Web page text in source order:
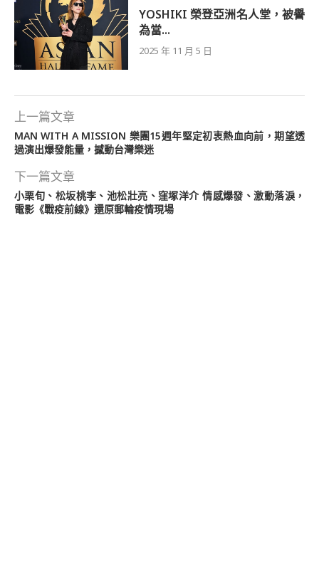
YOSHIKI 榮登亞洲名人堂，被譽
為當...
2025 年 11 月 5 日
上一篇文章
MAN WITH A MISSION 樂團15週年堅定初衷熱血向前，期望透
過演出爆發能量，撼動台灣樂迷
下一篇文章
小栗旬、松坂桃李、池松壯亮、窪塚洋介 情感爆發、激動落淚，
電影《戰疫前線》還原郵輪疫情現場